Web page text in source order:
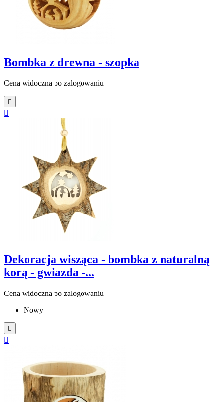
Bombka z drewna - szopka
Cena widoczna po zalogowaniu


Dekoracja wisząca - bombka z naturalną
korą - gwiazda -...
Cena widoczna po zalogowaniu
Nowy

